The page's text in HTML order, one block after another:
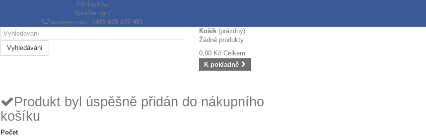
Přihlásit se
Napište nám
Zavolejte nám: +420 605 272 451
Vyhledávání
Košík (prázdný)
Žádné produkty
0,00 Kč Celkem
K pokladně
Produkt byl úspěšně přidán do nákupního
košíku
Počet